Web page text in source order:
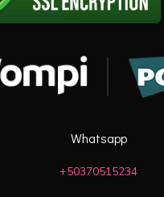
Whatsapp
+50370515234